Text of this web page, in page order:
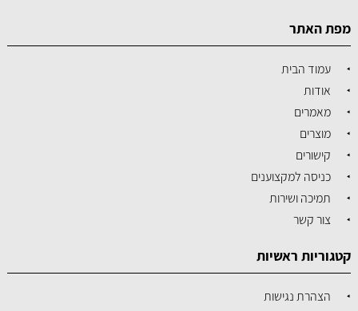
מפת האתר
עמוד הבית
אודות
מאמרים
מוצרים
קישורים
כניסה למקצוענים
תמיכה ושירות
צור קשר
קטגוריות ראשיות
הצהרת נגישות